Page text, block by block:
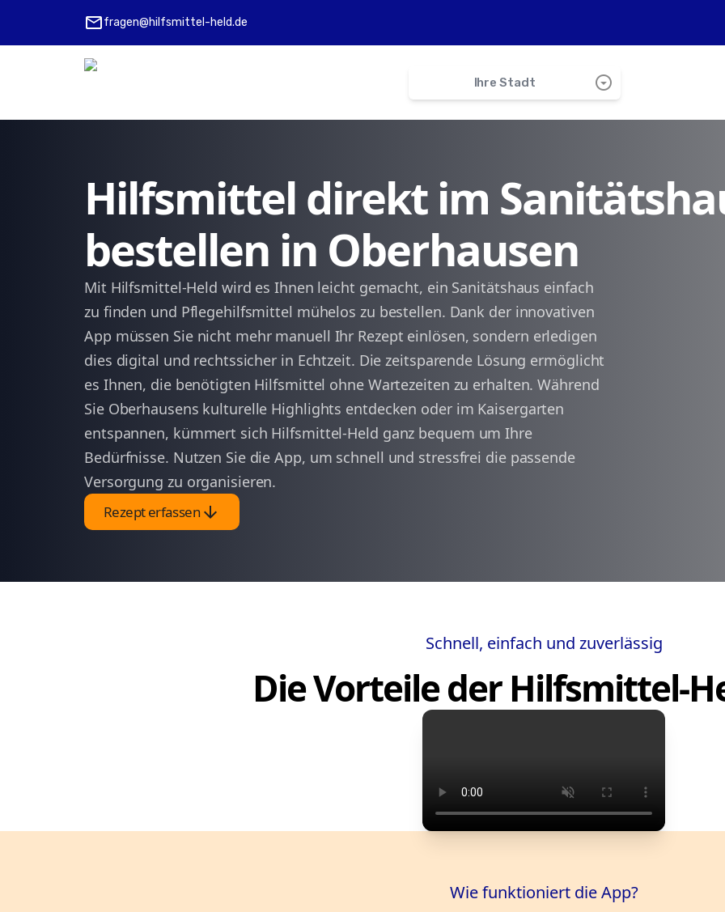
mailfragen@hilfsmittel-held.de
Ihre Stadt arrow_drop_down_circle
Huglfing
Eglfing
Polling
Uffing
arrow_back 1 arrow_forward
Hilfsmittel direkt im
bestellen in Oberhausen
Mit Hilfsmittel-Held wird es Ihnen leicht gemacht, ein Sanitätshaus einfach
zu finden und Pflegehilfsmittel mühelos zu bestellen. Dank der innovativen
App müssen Sie nicht mehr manuell Ihr Rezept einlösen, sondern erledigen
dies digital und rechtssicher in Echtzeit. Die zeitsparende Lösung ermöglicht
es Ihnen, die benötigten Hilfsmittel ohne Wartezeiten zu erhalten. Während
Sie Oberhausens kulturelle Highlights entdecken oder im Kaisergarten
entspannen, kümmert sich Hilfsmittel-Held ganz bequem um Ihre
Bedürfnisse. Nutzen Sie die App, um schnell und stressfrei die passende
Versorgung zu organisieren.
Rezept erfassenarrow_downward
Schnell, einfach und zuverlässig
Die Vorteile der Hilfsmittel-
Wie funktioniert die App?